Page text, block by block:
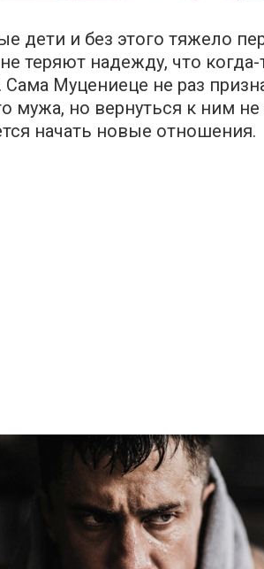
дети и без этого тяжело
теряют надежду, что
Сама Муцениеце не раз
мужа, но вернуться к ним не
начать новые отношения.